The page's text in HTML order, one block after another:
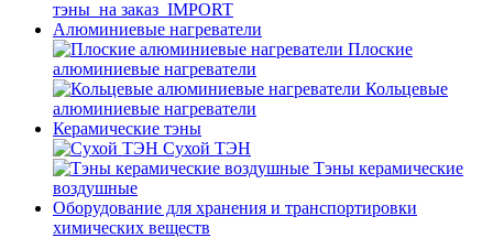
тэны_на заказ_IMPORT
Алюминиевые нагреватели
Плоские
алюминиевые нагреватели
Кольцевые
алюминиевые нагреватели
Керамические тэны
Сухой ТЭН
Тэны керамические
воздушные
Оборудование для хранения и транспортировки
химических веществ